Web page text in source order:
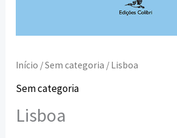
Início /Sem categoria / Lisboa
Sem categoria
Lisboa